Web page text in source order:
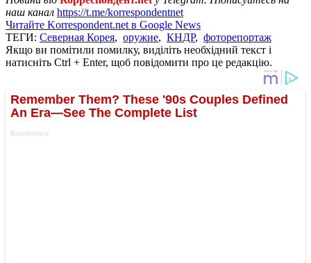
наш канал https://t.me/korrespondentnet
Читайте Korrespondent.net в Google News
ТЕГИ: Северная Корея, оружие, КНДР, фоторепортаж
Якщо ви помітили помилку, виділіть необхідний текст і
натисніть Ctrl + Enter, щоб повідомити про це редакцію.